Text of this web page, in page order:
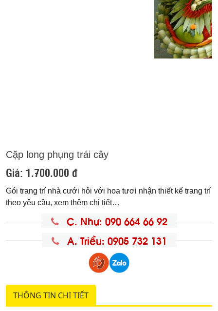
Cặp long phụng trái cây
Giá: 1.700.000 đ
Gói trang trí nhà cưới hỏi với hoa tươi nhận thiết kế trang trí
theo yêu cầu, xem thêm chi tiết…
C. Như: 090 664 66 92
A. Triều: 0905 732 131
THÔNG TIN CHI TIẾT